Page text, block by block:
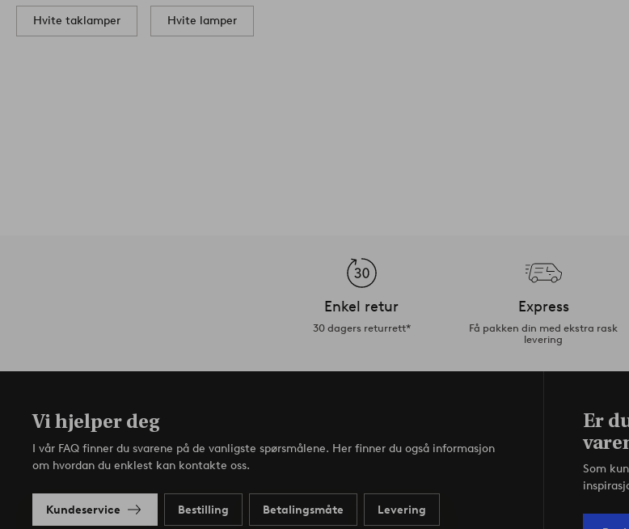
Hvite taklamper Hvite lamper
Enkel retur
30 dagers returrett*
Express
Få pakken din med ekstra rask
levering
Vi hjelper deg
I vår FAQ finner du svarene på de vanligste spørsmålene. Her finner du også informasjon
om hvordan du enklest kan kontakte oss.
Kundeservice Bestilling Betalingsmåte Levering
Er
Som